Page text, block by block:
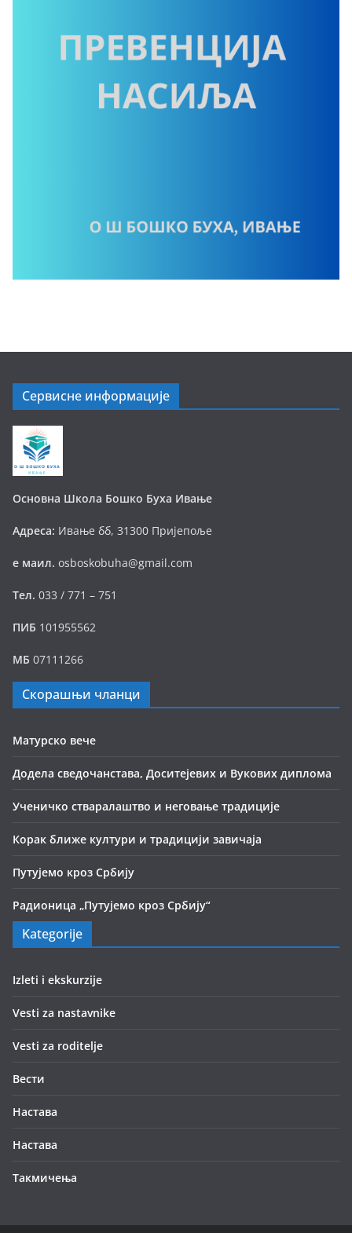
Сервисне информације
Основна Школа Бошко Буха Ивање
Адреса: Ивање бб, 31300 Пријепоље
е маил. osboskobuha@gmail.com
Тел. 033 / 771 – 751
ПИБ 101955562
МБ 07111266
Скорашњи чланци
Матурско вече
Додела сведочанстава, Доситејевих и Вукових диплома
Ученичко стваралаштво и неговање традиције
Корак ближе култури и традицији завичаја
Путујемо кроз Србију
Радионица „Путујемо кроз Србију“
Kategorije
Izleti i ekskurzije
Vesti za nastavnike
Vesti za roditelje
Вести
Настава
Настава
Такмичења